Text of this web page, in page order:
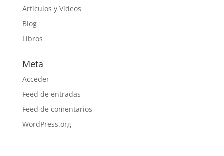
Artículos y Videos
Blog
Libros
Meta
Acceder
Feed de entradas
Feed de comentarios
WordPress.org